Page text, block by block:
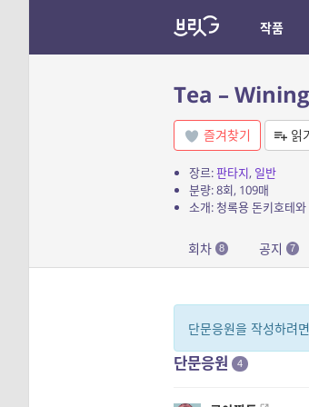
작품
Tea –
즐겨찾기 읽
장르:판타지, 일반
분량: 8회, 109매
회차 8 공지 7
단문응원을 작성하려면
단문응원 4